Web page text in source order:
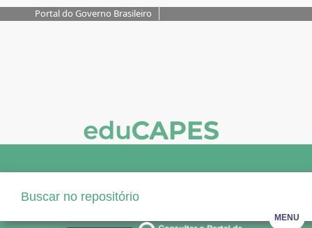
Portal do Governo Brasileiro
MENU